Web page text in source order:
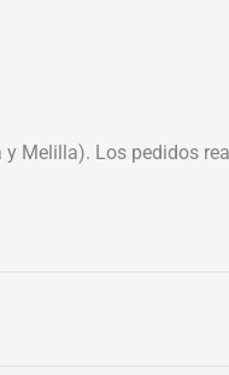
Melilla). Los pedidos